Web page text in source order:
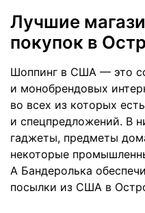
Лучшие
покупок в
Шоппинг в США — это
и монобрендовых
во всех из которых
и спецпредложений. В
гаджеты, предметы
некоторые
А Бандеролька
посылки из США в